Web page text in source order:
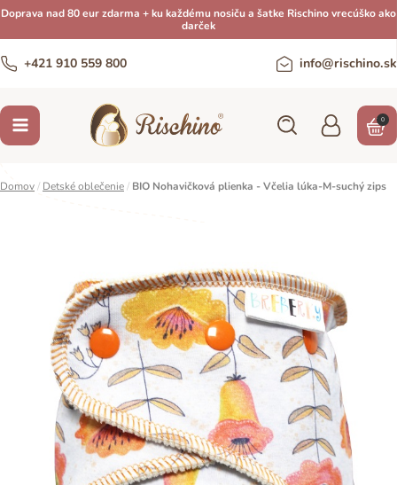
Doprava nad 80 eur zdarma + ku každému nosiču a šatke Rischino vrecúško ako
darček
+421 910 559 800 info@rischino.sk
0
Domov/ Detské oblečenie/ BIO Nohavičková plienka - Včelia lúka-M-suchý zips